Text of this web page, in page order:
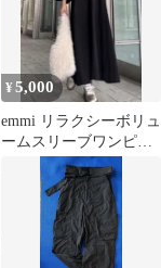
¥5,000
emmi リラクシーボリュ
ームスリーブワンピー